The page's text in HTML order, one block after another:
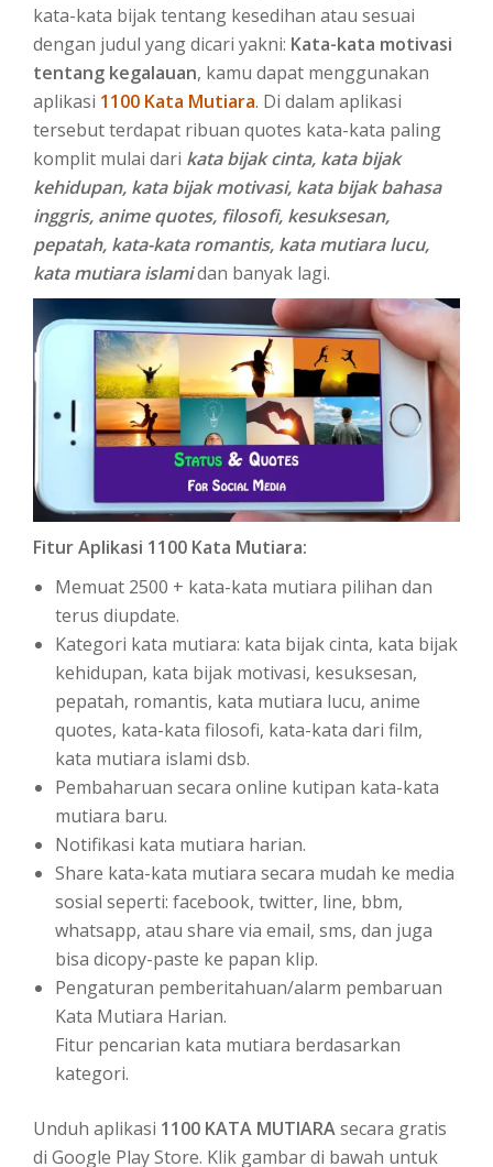
kata-kata bijak tentang kesedihan atau sesuai
dengan judul yang dicari yakni: Kata-kata motivasi
tentang kegalauan, kamu dapat menggunakan
aplikasi 1100 Kata Mutiara. Di dalam aplikasi
tersebut terdapat ribuan quotes kata-kata paling
komplit mulai dari kata bijak cinta, kata bijak
kehidupan, kata bijak motivasi, kata bijak bahasa
inggris, anime quotes, filosofi, kesuksesan,
pepatah, kata-kata romantis, kata mutiara lucu,
kata mutiara islamidan banyak lagi.
Fitur Aplikasi 1100 Kata Mutiara:
Memuat 2500 + kata-kata mutiara pilihan dan
terus diupdate.
Kategori kata mutiara: kata bijak cinta, kata bijak
kehidupan, kata bijak motivasi, kesuksesan,
pepatah, romantis, kata mutiara lucu, anime
quotes, kata-kata filosofi, kata-kata dari film,
kata mutiara islami dsb.
Pembaharuan secara online kutipan kata-kata
mutiara baru.
Notifikasi kata mutiara harian.
Share kata-kata mutiara secara mudah ke media
sosial seperti: facebook, twitter, line, bbm,
whatsapp, atau share via email, sms, dan juga
bisa dicopy-paste ke papan klip.
Pengaturan pemberitahuan/alarm pembaruan
Kata Mutiara Harian.
Fitur pencarian kata mutiara berdasarkan
kategori.
Unduh aplikasi 1100 KATA MUTIARAsecara gratis
di Google Play Store. Klik gambar di bawah untuk